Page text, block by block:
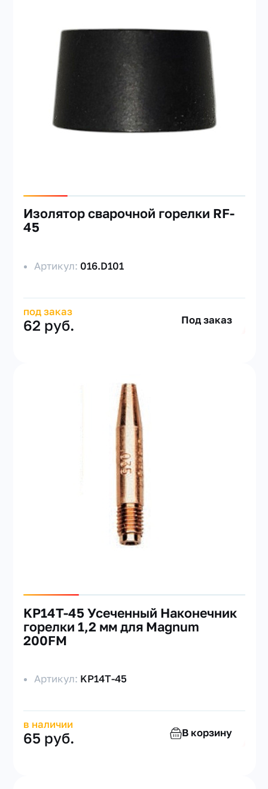
Изолятор сварочной горелки RF-
45
Артикул: 016.D101
под заказ
62 руб. Под заказ
KP14T-45 Усеченный Наконечник
горелки 1,2 мм для Magnum
200FM
Артикул: KP14T-45
в наличии
65 руб. В корзину